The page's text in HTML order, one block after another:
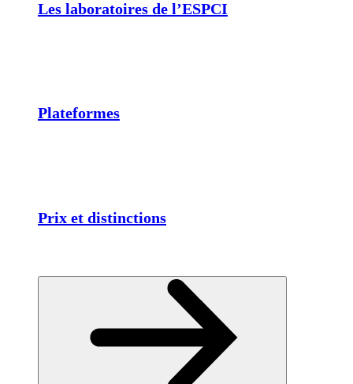
Les laboratoires de l’ESPCI
Plateformes
Prix et distinctions